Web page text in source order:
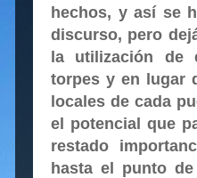
hechos, y así se
discurso, pero
la utilización de
torpes y en lugar
locales de cada
el potencial que
restado
hasta el punto